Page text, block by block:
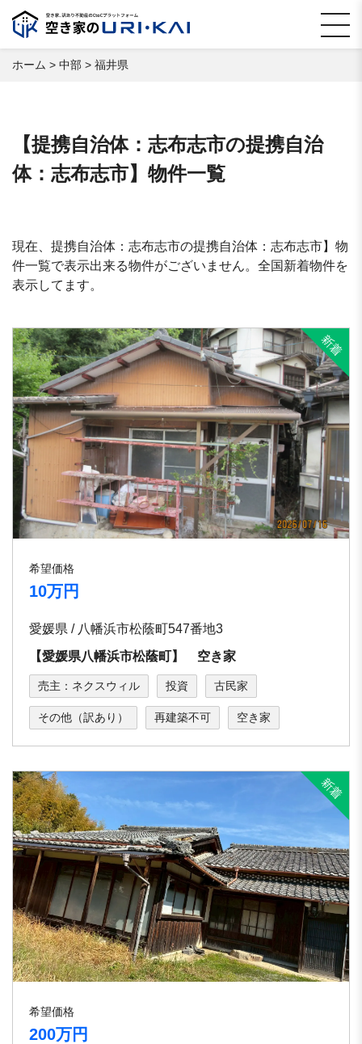
ホーム > 中部 > 福井県
【提携自治体：志布志市の提携自治
体：志布志市】物件一覧
現在、提携自治体：志布志市の提携自治体：志布志市】物
件一覧で表示出来る物件がございません。全国新着物件を
表示してます。
希望価格
10万円
愛媛県 / 八幡浜市松蔭町547番地3
【愛媛県八幡浜市松蔭町】 空き家
売主：ネクスウィル 投資 古民家
その他（訳あり） 再建築不可 空き家
希望価格
200万円